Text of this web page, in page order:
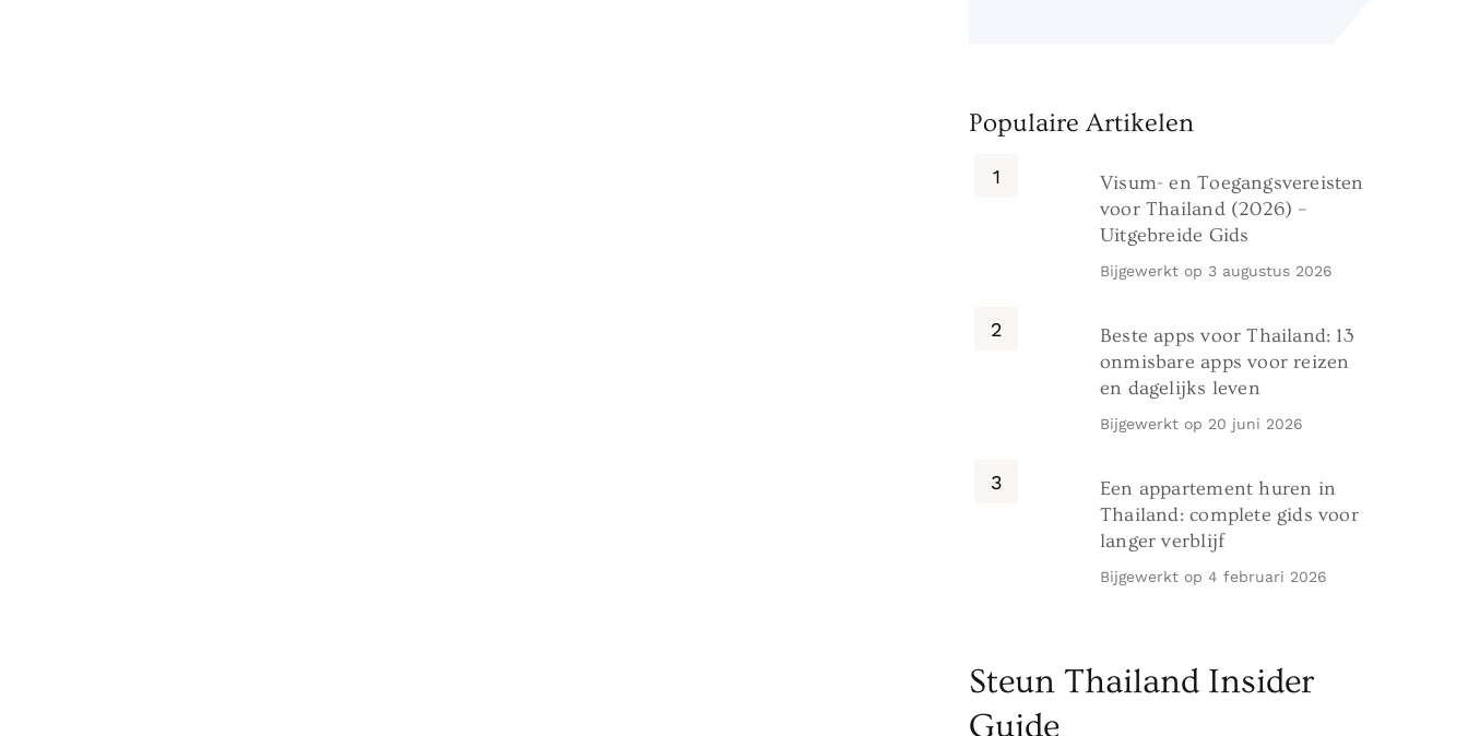
Populaire Artikelen
Visum- en Toegangsvereisten
voor Thailand (2026) –
Uitgebreide Gids
Bijgewerkt op 3 augustus 2026
Beste apps voor Thailand: 13
onmisbare apps voor reizen
en dagelijks leven
Bijgewerkt op 20 juni 2026
Een appartement huren in
Thailand: complete gids voor
langer verblijf
Bijgewerkt op 4 februari 2026
Steun Thailand Insider
Guide